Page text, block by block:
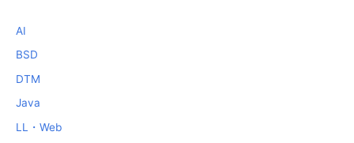
AI
BSD
DTM
Java
LL・Web